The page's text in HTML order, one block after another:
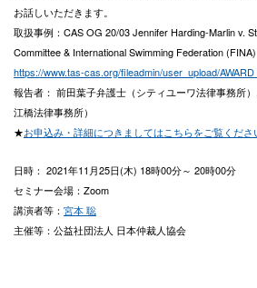
お話しいただきます。
取扱事例：CAS OG 20/03 Jennifer Harding-Marlin v.
Committee & International Swimming Federation (FINA)
https://www.tas-cas.org/fileadmin/user_upload/
報告者： 前田葉子弁護士（シティユーワ法律事務所
江橋法律事務所）
★お申込み・詳細につきましてはこちらをご覧くださ
日時： 2021年11月25日(木) 18時00分～ 20時00分
セミナー会場：Zoom
講演者等： 宮本 聡
主催等：公益社団法人 日本仲裁人協会